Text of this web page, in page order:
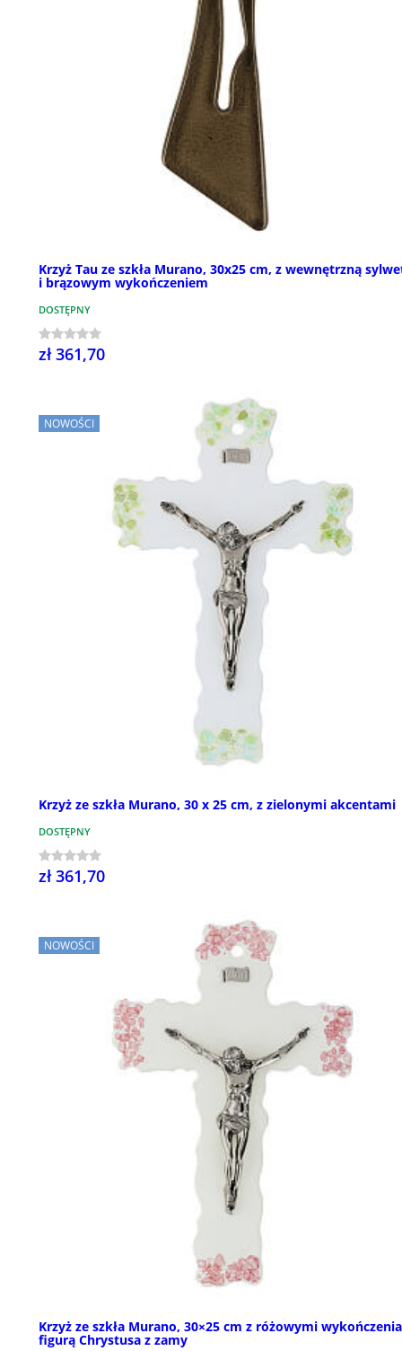
Krzyż Tau ze szkła Murano, 30x25 cm, z wewnętrzną
i brązowym wykończeniem
DOSTĘPNY
zł 361,70
NOWOŚCI
Krzyż ze szkła Murano, 30 x 25 cm, z zielonymi akcentami
DOSTĘPNY
zł 361,70
NOWOŚCI
Krzyż ze szkła Murano, 30×25 cm z różowymi
figurą Chrystusa z zamy